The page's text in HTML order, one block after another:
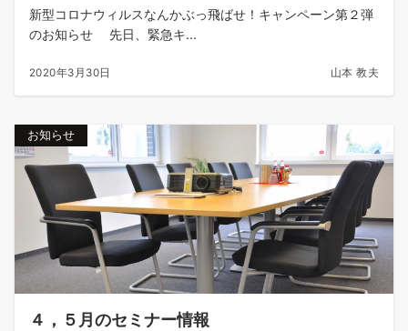
新型コロナウィルスなんかぶっ飛ばせ！キャンペーン第２弾
のお知らせ 先日、緊急キ...
2020年3月30日 山本 教夫
お知らせ
４，５月のセミナー情報